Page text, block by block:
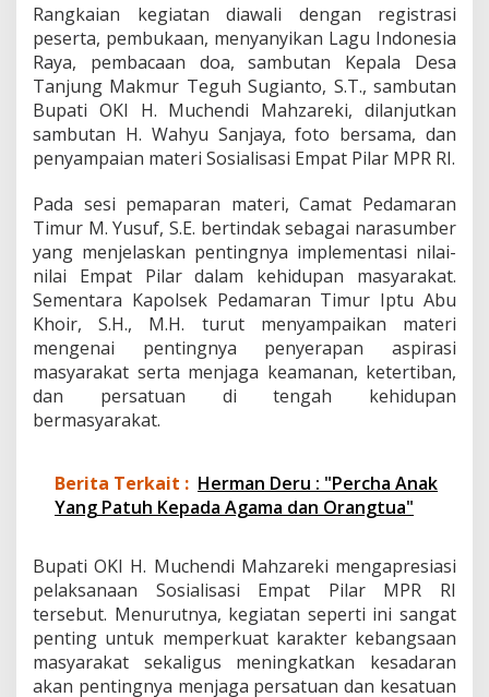
Rangkaian kegiatan diawali dengan registrasi
peserta, pembukaan, menyanyikan Lagu Indonesia
Raya, pembacaan doa, sambutan Kepala Desa
Tanjung Makmur Teguh Sugianto, S.T., sambutan
Bupati OKI H. Muchendi Mahzareki, dilanjutkan
sambutan H. Wahyu Sanjaya, foto bersama, dan
penyampaian materi Sosialisasi Empat Pilar MPR RI.
Pada sesi pemaparan materi, Camat Pedamaran
Timur M. Yusuf, S.E. bertindak sebagai narasumber
yang menjelaskan pentingnya implementasi nilai-
nilai Empat Pilar dalam kehidupan masyarakat.
Sementara Kapolsek Pedamaran Timur Iptu Abu
Khoir, S.H., M.H. turut menyampaikan materi
mengenai pentingnya penyerapan aspirasi
masyarakat serta menjaga keamanan, ketertiban,
dan persatuan di tengah kehidupan
bermasyarakat.
Berita Terkait : Herman Deru : "Percha Anak
Yang Patuh Kepada Agama dan Orangtua"
Bupati OKI H. Muchendi Mahzareki mengapresiasi
pelaksanaan Sosialisasi Empat Pilar MPR RI
tersebut. Menurutnya, kegiatan seperti ini sangat
penting untuk memperkuat karakter kebangsaan
masyarakat sekaligus meningkatkan kesadaran
akan pentingnya menjaga persatuan dan kesatuan